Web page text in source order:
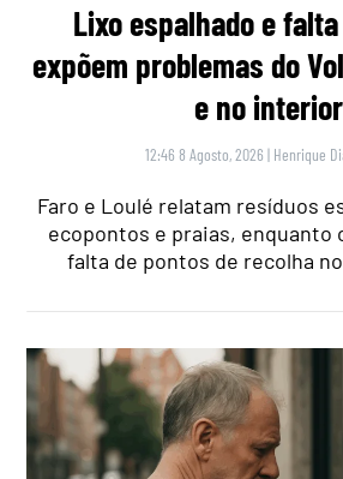
Lixo espalhado e
expõem problemas do
e no interior
12:46 8 Agosto, 2026 | Henrique
Faro e Loulé relatam resíduos
ecopontos e praias, enquanto
falta de pontos de recolha